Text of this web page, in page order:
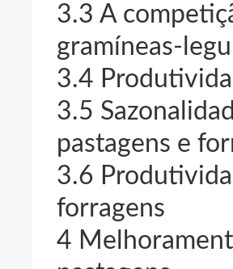
3.3 A
gramíneas-
3.4
3.5
pastagens e
3.6
forragens
4